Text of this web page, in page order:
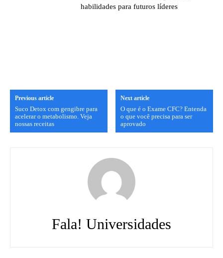
habilidades para futuros líderes
Previous article
Suco Detox com gengibre para
acelerar o metabolismo. Veja
nossas receitas
Next article
O que é o Exame CFC? Entenda
o que você precisa para ser
aprovado
Fala! Universidades